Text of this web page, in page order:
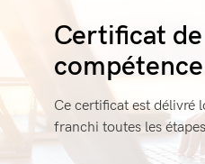
Certificat de
compétence
Ce certificat est délivré
franchi toutes les